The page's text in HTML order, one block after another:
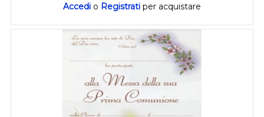
Accedi o Registrati per acquistare